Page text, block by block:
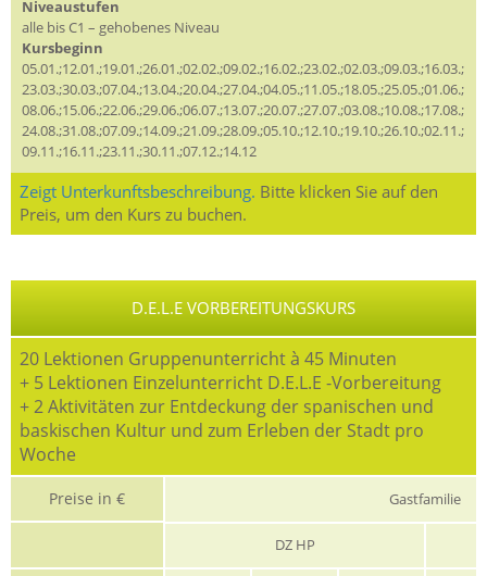
Niveaustufen
alle bis C1 – gehobenes Niveau
Kursbeginn
05.01.;12.01.;19.01.;26.01.;02.02.;09.02.;16.02.;23.02.;02.03.;09.03.;16.03.;
23.03.;30.03.;07.04.;13.04.;20.04.;27.04.;04.05.;11.05.;18.05.;25.05.;01.06.;
08.06.;15.06.;22.06.;29.06.;06.07.;13.07.;20.07.;27.07.;03.08.;10.08.;17.08.;
24.08.;31.08.;07.09.;14.09.;21.09.;28.09.;05.10.;12.10.;19.10.;26.10.;02.11.;
09.11.;16.11.;23.11.;30.11.;07.12.;14.12
Zeigt Unterkunftsbeschreibung. Bitte klicken Sie auf den
Preis, um den Kurs zu buchen.
D.E.L.E VORBEREITUNGSKURS
20 Lektionen Gruppenunterricht à 45 Minuten
+ 5 Lektionen Einzelunterricht D.E.L.E -Vorbereitung
+ 2 Aktivitäten zur Entdeckung der spanischen und
baskischen Kultur und zum Erleben der Stadt pro
Woche
Preise in € Gastfamilie
DZ HP